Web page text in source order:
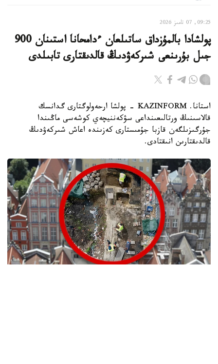
09:25, 07 تامىز 2026
پولشادا بالمۇزداق ساتىلعان ءدامحانا استىنان 900
جىل بۇرىنعى شىركەۋدىڭ قالدىقتارى تابىلدى
استانا. KAZINFORM - پولشا ارحەولوگتارى گدانسك
قالاسىنىڭ ورتالىعىنداعى سۋكەننيچەي كوشەسى ماڭىندا
جۇرگىزىلگەن قازبا جۇمىستارى كەزىندە اعاش شىركەۋدىڭ
قالدىقتارىن انىقتادى.